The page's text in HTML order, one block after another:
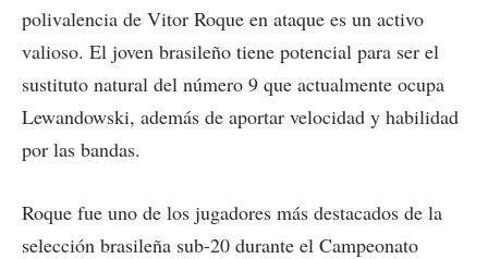
polivalencia de Vitor Roque en ataque es un activo
valioso. El joven brasileño tiene potencial para ser el
sustituto natural del número 9 que actualmente ocupa
Lewandowski, además de aportar velocidad y habilidad
por las bandas.
Roque fue uno de los jugadores más destacados de la
selección brasileña sub-20 durante el Campeonato